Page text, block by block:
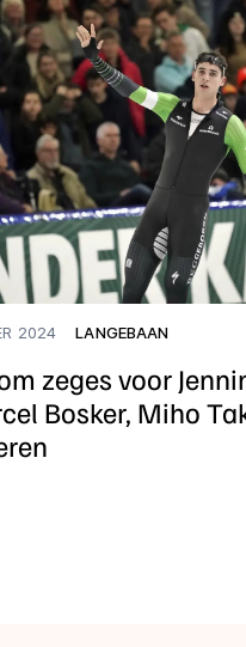
2024 LANGEBAAN
zeges voor
Bosker, Miho